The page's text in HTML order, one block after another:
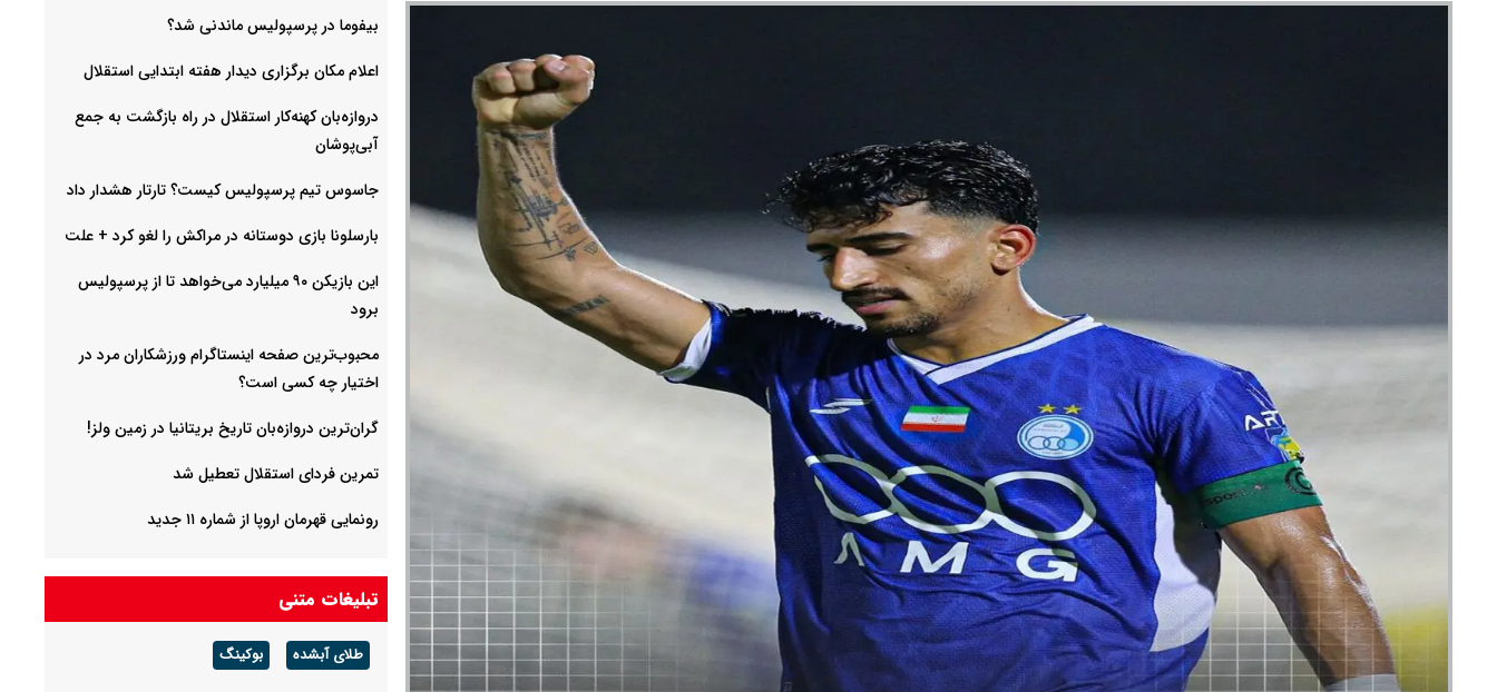
بیفوما در پرسپولیس ماندنی شد؟
اعلام مکان برگزاری دیدار هفته ابتدایی استقلال
دروازه‌بان کهنه‌کار استقلال در راه بازگشت به جمع
آبی‌پوشان
جاسوس تیم پرسپولیس کیست؟ تارتار هشدار داد
بارسلونا بازی دوستانه در مراکش را لغو کرد + علت
این بازیکن ۹۰ میلیارد می‌خواهد تا از پرسپولیس
برود
محبوب‌ترین صفحه اینستاگرام ورزشکاران مرد در
اختیار چه کسی است؟
گران‌ترین دروازه‌بان تاریخ بریتانیا در زمین ولز!
تمرین فردای استقلال تعطیل شد
رونمایی قهرمان اروپا از شماره ۱۱ جدید
تبلیغات متنی
طلای آبشده بوکینگ